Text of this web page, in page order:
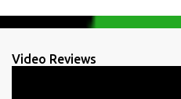
Video Reviews